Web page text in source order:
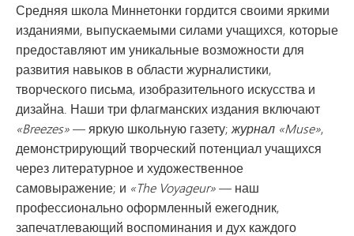
Средняя школа Миннетонки гордится своими яркими
изданиями, выпускаемыми силами учащихся, которые
предоставляют им уникальные возможности для
развития навыков в области журналистики,
творческого письма, изобразительного искусства и
дизайна. Наши три флагманских издания включают
«Breezes»— яркую школьную газету;журнал «Muse»,
демонстрирующий творческий потенциал учащихся
через литературное и художественное
самовыражение; и «The Voyageur»— наш
профессионально оформленный ежегодник,
запечатлевающий воспоминания и дух каждого